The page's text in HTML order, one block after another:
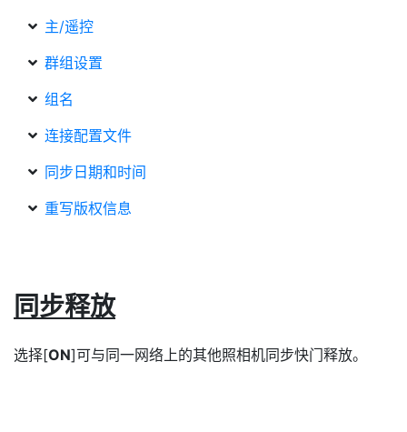
主/遥控
群组设置
组名
连接配置文件
同步日期和时间
重写版权信息
同步释放
选择[ON]可与同一网络上的其他照相机同步快门释放。